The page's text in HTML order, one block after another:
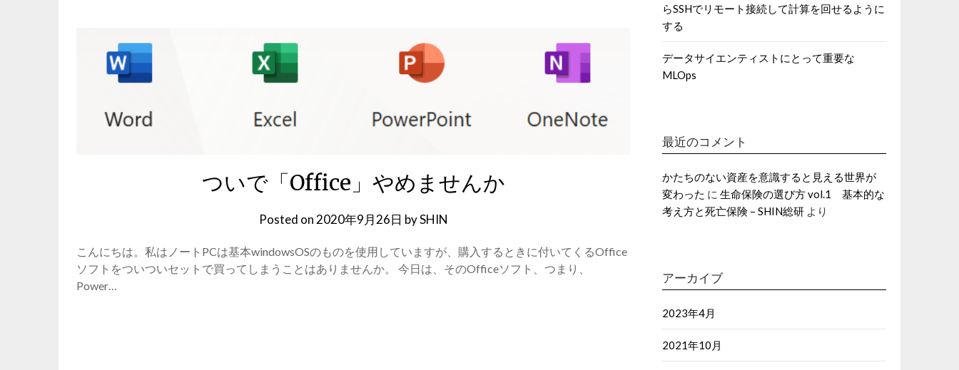
ついで「Office」やめませんか
Posted on 2020年9月26日 bySHIN
こんにちは。私はノートPCは基本windowsOSのものを使用していますが、購入するときに付いてくるOffice
ソフトをついついセットで買ってしまうことはありませんか。 今日は、そのOfficeソフト、つまり、
Power…
らSSHでリモート接続して計算を回せるように
する
データサイエンティストにとって重要な
MLOps
最近のコメント
かたちのない資産を意識すると見える世界が
変わった に 生命保険の選び方 vol.1 基本的な
考え方と死亡保険 – SHIN総研 より
アーカイブ
2023年4月
2021年10月